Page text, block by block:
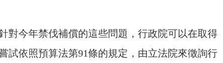
對今年禁伐補償的這些問題，行政院可以在取得
試依照預算法第91條的規定，由立法院來徵詢行